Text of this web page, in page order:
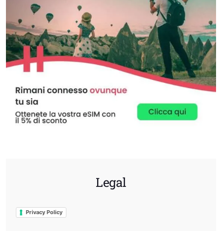
Legal
Privacy Policy